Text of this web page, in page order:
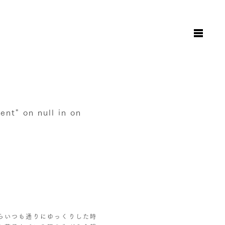
on null inon
いつも通りにゆっくりした時